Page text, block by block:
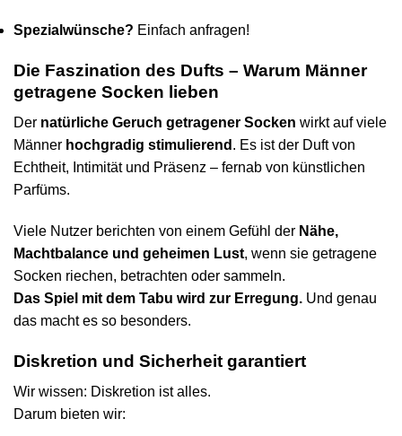
Spezialwünsche? Einfach anfragen!
Die Faszination des Dufts – Warum Männer
getragene Socken lieben
Der natürliche Geruch getragener Socken wirkt auf viele
Männer hochgradig stimulierend . Es ist der Duft von
Echtheit, Intimität und Präsenz – fernab von künstlichen
Parfüms.
Viele Nutzer berichten von einem Gefühl der Nähe,
Machtbalance und geheimen Lust, wenn sie getragene
Socken riechen, betrachten oder sammeln.
Das Spiel mit dem Tabu wird zur Erregung. Und genau
das macht es so besonders.
Diskretion und Sicherheit garantiert
Wir wissen: Diskretion ist alles.
Darum bieten wir: